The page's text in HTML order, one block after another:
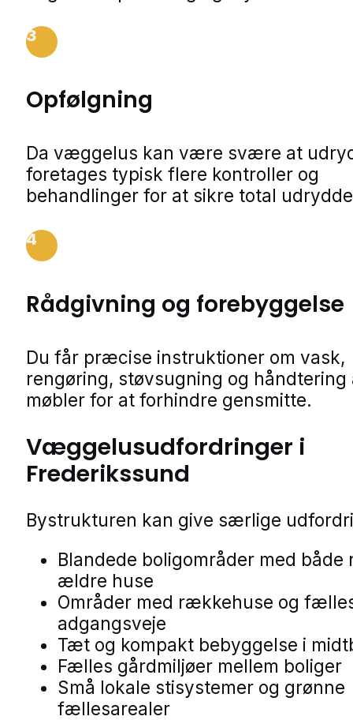
3
Opfølgning
Da væggelus kan være svære at
foretages typisk flere kontroller og
behandlinger for at sikre total
4
Rådgivning og forebyggelse
Du får præcise instruktioner om vask,
rengøring, støvsugning og håndtering
møbler for at forhindre gensmitte.
Væggelusudfordringer i
Frederikssund
Bystrukturen kan give særlige
Blandede boligområder med både
ældre huse
Områder med rækkehuse og
adgangsveje
Tæt og kompakt bebyggelse i
Fælles gårdmiljøer mellem boliger
Små lokale stisystemer og grønne
fællesarealer